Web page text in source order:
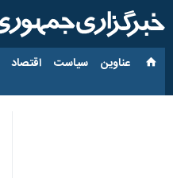
عناوین‌ سیاست اقتصاد